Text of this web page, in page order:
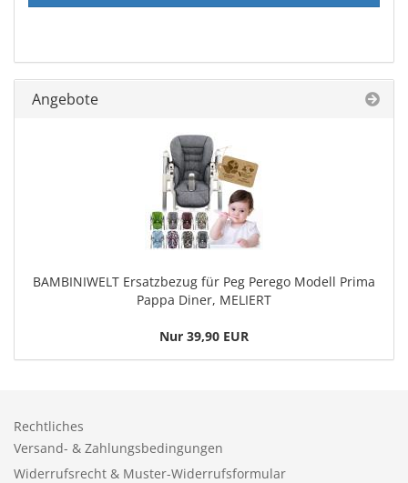
Angebote
BAMBINIWELT Ersatzbezug für Peg Perego Modell Prima
Pappa Diner, MELIERT
Nur 39,90 EUR
Rechtliches
Versand- & Zahlungsbedingungen
Widerrufsrecht & Muster-Widerrufsformular